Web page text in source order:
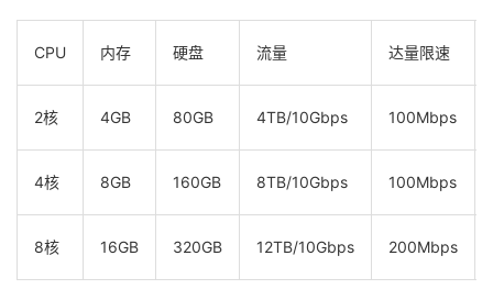
CPU 内存 硬盘 流量 达量限速
2核 4GB 80GB 4TB/10Gbps 100Mbps
4核 8GB 160GB 8TB/10Gbps 100Mbps
8核 16GB 320GB 12TB/10Gbps 200Mbps